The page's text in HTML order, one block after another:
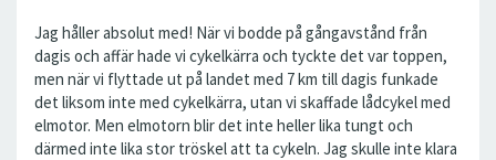
Jag håller absolut med! När vi bodde på gångavstånd från
dagis och affär hade vi cykelkärra och tyckte det var toppen,
men när vi flyttade ut på landet med 7 km till dagis funkade
det liksom inte med cykelkärra, utan vi skaffade lådcykel med
elmotor. Men elmotorn blir det inte heller lika tungt och
därmed inte lika stor tröskel att ta cykeln. Jag skulle inte klara